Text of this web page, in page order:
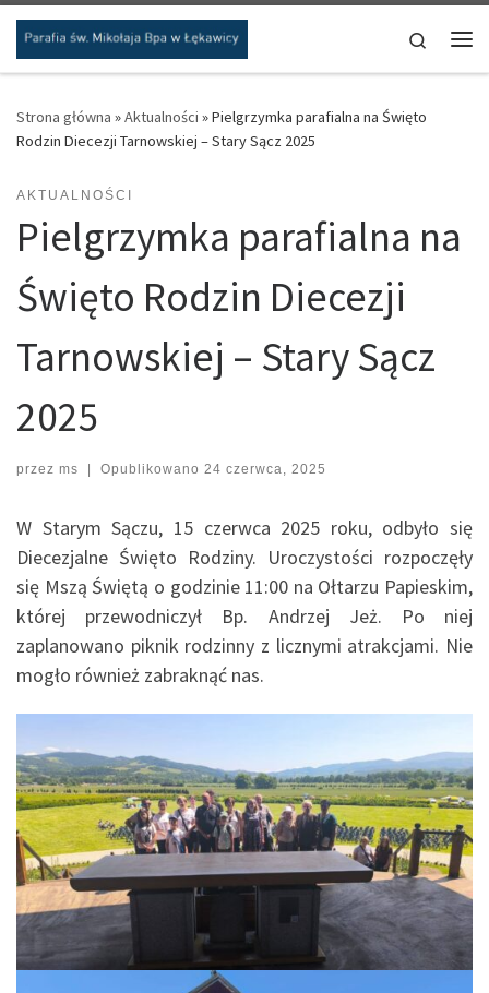
Przejdź do treści
Search
Strona główna »Aktualności »Pielgrzymka parafialna na Święto
Rodzin Diecezji Tarnowskiej – Stary Sącz 2025
AKTUALNOŚCI
Pielgrzymka parafialna na
Święto Rodzin Diecezji
Tarnowskiej – Stary Sącz
2025
przez ms | Opublikowano 24 czerwca, 2025
W Starym Sączu, 15 czerwca 2025 roku, odbyło się
Diecezjalne Święto Rodziny. Uroczystości rozpoczęły
się Mszą Świętą o godzinie 11:00 na Ołtarzu Papieskim,
której przewodniczył Bp. Andrzej Jeż. Po niej
zaplanowano piknik rodzinny z licznymi atrakcjami. Nie
mogło również zabraknąć nas.